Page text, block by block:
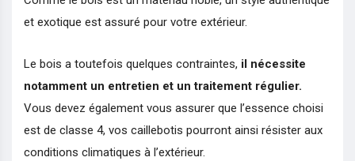
et exotique est assuré pour votre extérieur.
Le bois a toutefois quelques contraintes, il nécessite
notamment un entretien et un traitement régulier.
Vous devez également vous assurer que l’essence choisi
est de classe 4, vos caillebotis pourront ainsi résister aux
conditions climatiques à l’extérieur.